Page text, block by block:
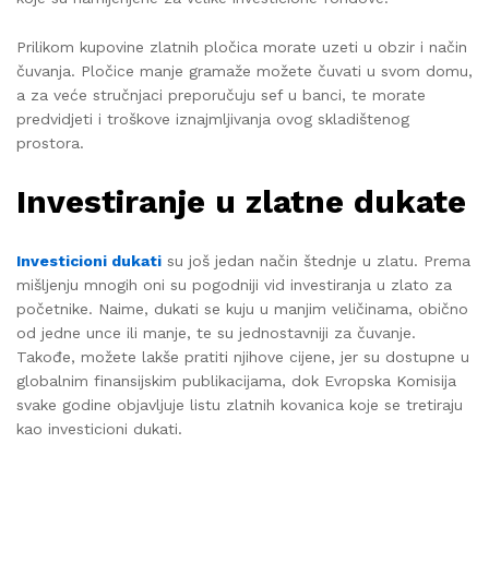
Prilikom kupovine zlatnih pločica morate uzeti u obzir i način
čuvanja. Pločice manje gramaže možete čuvati u svom domu,
a za veće stručnjaci preporučuju sef u banci, te morate
predvidjeti i troškove iznajmljivanja ovog skladištenog
prostora.
Investiranje u zlatne dukate
Investicioni dukati su još jedan način štednje u zlatu. Prema
mišljenju mnogih oni su pogodniji vid investiranja u zlato za
početnike. Naime, dukati se kuju u manjim veličinama, obično
od jedne unce ili manje, te su jednostavniji za čuvanje.
Takođe, možete lakše pratiti njihove cijene, jer su dostupne u
globalnim finansijskim publikacijama, dok Evropska Komisija
svake godine objavljuje listu zlatnih kovanica koje se tretiraju
kao investicioni dukati.